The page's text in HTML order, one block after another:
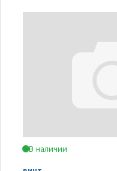
В наличии